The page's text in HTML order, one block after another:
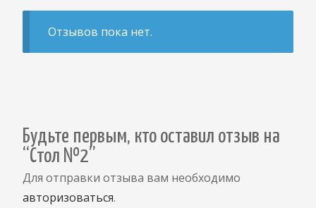
Отзывов пока нет.
Будьте первым, кто оставил отзыв на
“Стол №2”
Для отправки отзыва вам необходимо
авторизоваться.